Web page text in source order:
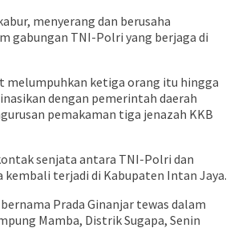
menyerang dan berusaha
gabungan TNI-Polri yang berjaga di
melumpuhkan ketiga orang itu hingga
dengan pemerintah daerah
pemakaman tiga jenazah KKB
senjata antara TNI-Polri dan
terjadi di Kabupaten Intan Jaya.
Prada Ginanjar tewas dalam
Mamba, Distrik Sugapa, Senin